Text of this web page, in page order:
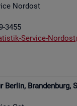
Nord­ost
3455
Ser­vice-
Ber­lin, Bran­den­burg,